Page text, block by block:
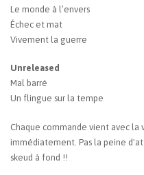
Le monde à l’envers
Échec et mat
Vivement la guerre
Unreleased
Mal barré
Un flingue sur la tempe
Chaque commande vient avec
immédiatement. Pas la peine
skeud à fond !!